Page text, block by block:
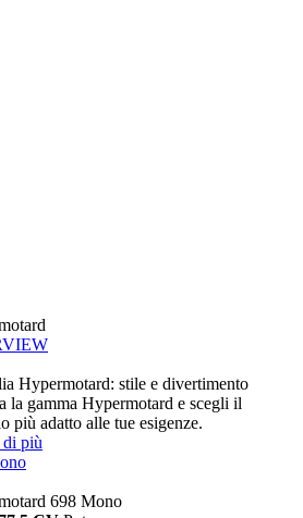
Hypermotard: stile e divertimento
la gamma Hypermotard e scegli il
più adatto alle tue esigenze.
di più
698 Mono